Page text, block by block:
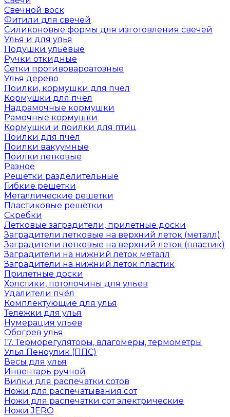
Свечной воск
Фитили для свечей
Силиконовые формы для изготовления свечей
Улья и для улья
Подушки ульевые
Ручки откидные
Сетки противовароатозные
Улья дерево
Поилки, кормушки для пчел
Кормушки для пчел
Надрамочные кормушки
Рамочные кормушки
Кормушки и поилки для птиц
Поилки для пчел
Поилки вакуумные
Поилки летковые
Разное
Решетки разделительные
Гибкие решетки
Металлические решетки
Пластиковые решетки
Скребки
Летковые заградители, прилетные доски
Заградители летковые на верхний леток (металл)
Заградители летковые на верхний леток (пластик)
Заградители на нижний леток металл
Заградители на нижний леток пластик
Прилетные доски
Холстики, потолочины для ульев
Удалители пчёл
Комплектующие для улья
Тележки для улья
Нумерация ульев
Обогрев улья
17. Терморегуляторы, влагомеры, термометры
Улья Пеноулик (ППС)
Весы для улья
Инвентарь ручной
Вилки для распечатки сотов
Ножи для распечатывания сот
Ножи для распечатки сот электрические
Ножи JERO